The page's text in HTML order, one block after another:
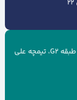
تهران، بزرگراه شهید خرازی،ایران مال، طبقه G2، تیمچه علی